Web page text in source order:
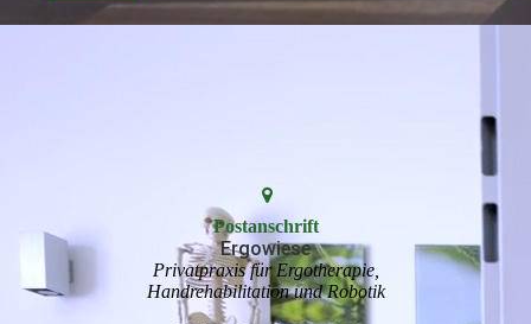
Postanschrift
Ergowiese
Privatpraxis für Ergotherapie,
Handrehabilitation und Robotik